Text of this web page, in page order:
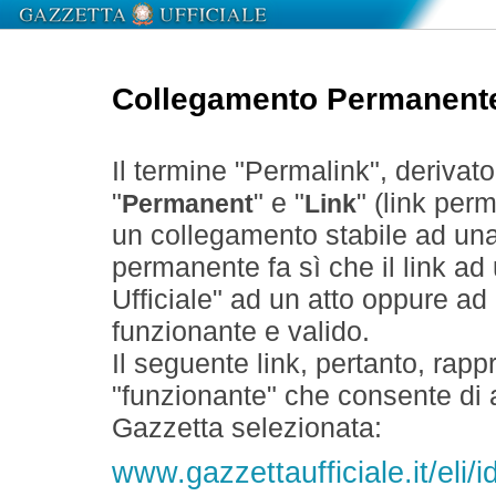
Collegamento
Il termine "Permalink",
" Permanent" e " Link" (link
un collegamento stabile ad
permanente fa sì che il link
Ufficiale" ad un atto oppure
funzionante e valido.
Il seguente link, pertanto,
"funzionante" che consente
Gazzetta selezionata:
www.gazzettaufficiale.it/eli/